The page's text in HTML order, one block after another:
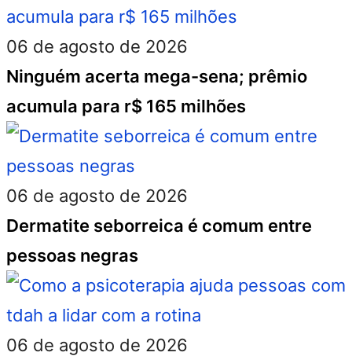
06 de agosto de 2026
Ninguém acerta mega-sena; prêmio
acumula para r$ 165 milhões
06 de agosto de 2026
Dermatite seborreica é comum entre
pessoas negras
06 de agosto de 2026